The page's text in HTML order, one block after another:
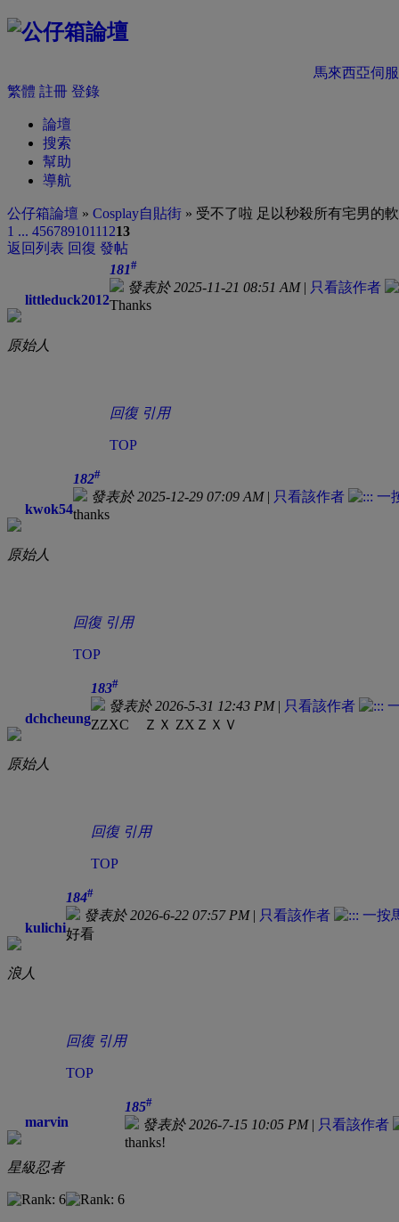
馬來西亞伺
繁體 註冊 登錄
論壇
搜索
幫助
導航
公仔箱論壇 » Cosplay自貼街 » 受不了啦 足以秒殺所有宅男的
1 ... 45678910111213
返回列表 回復 發帖
littleduck2012
原始人
181#
發表於 2025-11-21 08:51 AM| 只看該作者
Thanks
回復 引用
TOP
kwok54
原始人
182#
發表於 2025-12-29 07:09 AM| 只看該作者
thanks
回復 引用
TOP
dchcheung
原始人
183#
發表於 2026-5-31 12:43 PM| 只看該作者
ZZXC ＺＸ ZXＺＸＶ
回復 引用
TOP
kulichi
浪人
184#
發表於 2026-6-22 07:57 PM| 只看該作者
好看
回復 引用
TOP
marvin
星級忍者
185#
發表於 2026-7-15 10:05 PM| 只看該作者
thanks!